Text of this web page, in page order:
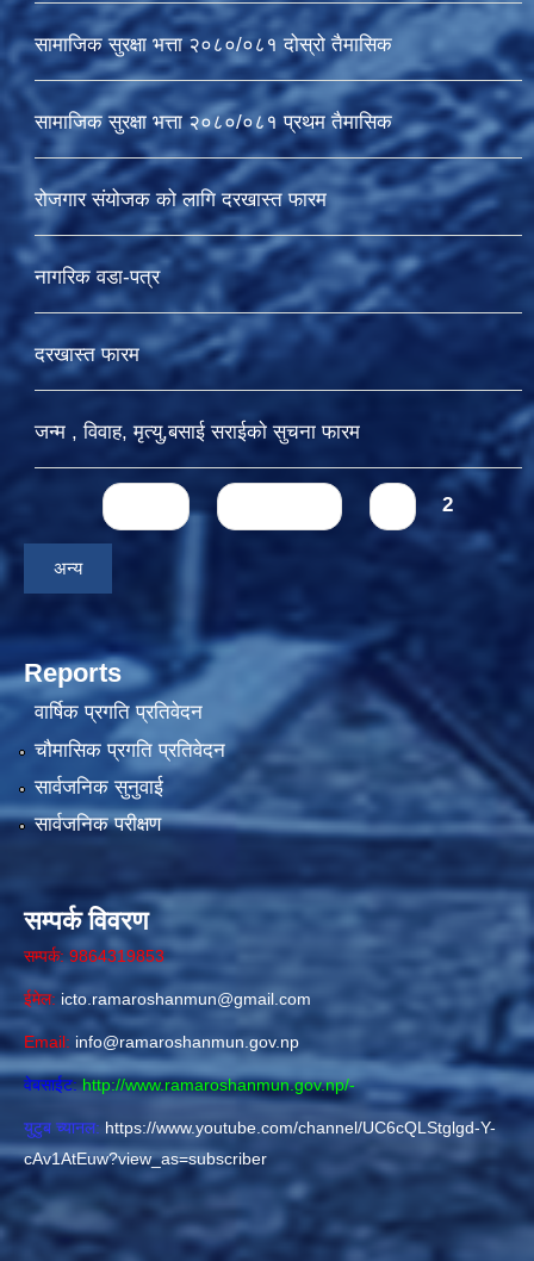
सामाजिक सुरक्षा भत्ता २०८०/०८१ दोस्रो तैमासिक
सामाजिक सुरक्षा भत्ता २०८०/०८१ प्रथम तैमासिक
रोजगार संयोजक को लागि दरखास्त फारम
नागरिक वडा-पत्र
दरखास्त फारम
जन्म , विवाह, मृत्यु,बसाई सराईकाे सुचना फारम
Pages 2
अन्य
Reports
वार्षिक प्रगति प्रतिवेदन
चौमासिक प्रगति प्रतिवेदन
सार्वजनिक सुनुवाई
सार्वजनिक परीक्षण
सम्पर्क विवरण
सम्पर्क: 9864319853
ईमेल: icto.ramaroshanmun@gmail.com
Email: info@ramaroshanmun.gov.np
वेबसाईट:http://www.ramaroshanmun.gov.np/-
युटुब च्यानल: https://www.youtube.com/channel/UC6cQLStglgd-Y-
cAv1AtEuw?view_as=subscriber